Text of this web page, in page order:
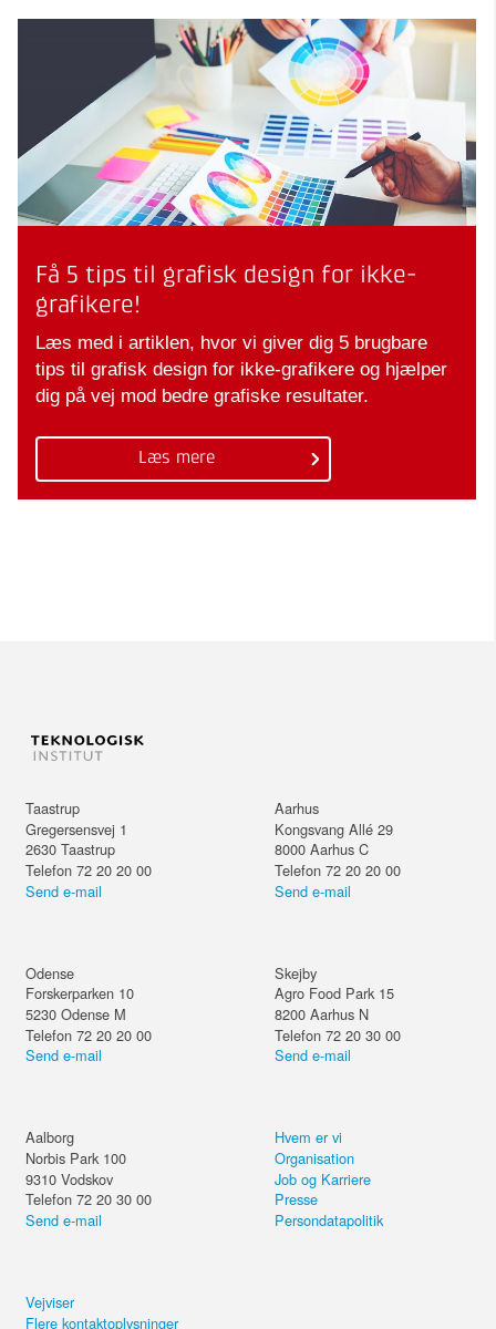
Få 5 tips til grafisk design for ikke-
grafikere!
Læs med i artiklen, hvor vi giver dig 5 brugbare
tips til grafisk design for ikke-grafikere og hjælper
dig på vej mod bedre grafiske resultater.
Læs mere
Taastrup
Gregersensvej 1
2630 Taastrup
Telefon 72 20 20 00
Send e-mail
Aarhus
Kongsvang Allé 29
8000 Aarhus C
Telefon 72 20 20 00
Send e-mail
Odense
Forskerparken 10
5230 Odense M
Telefon 72 20 20 00
Send e-mail
Skejby
Agro Food Park 15
8200 Aarhus N
Telefon 72 20 30 00
Send e-mail
Aalborg
Norbis Park 100
9310 Vodskov
Telefon 72 20 30 00
Send e-mail
Hvem er vi
Organisation
Job og Karriere
Presse
Persondatapolitik
Vejviser
Flere kontaktoplysninger